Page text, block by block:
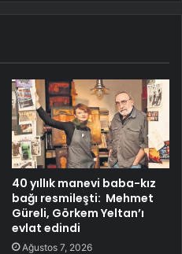
40 yıllık manevi baba-kız
bağı resmileşti: Mehmet
Güreli, Görkem Yeltan’ı
evlat edindi
Ağustos 7, 2026